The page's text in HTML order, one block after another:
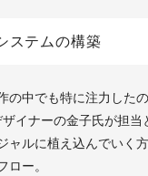
ステムの構築
の中でも特に注力した
イナーの金子氏が担当
ャルに植え込んでいく
ロー。